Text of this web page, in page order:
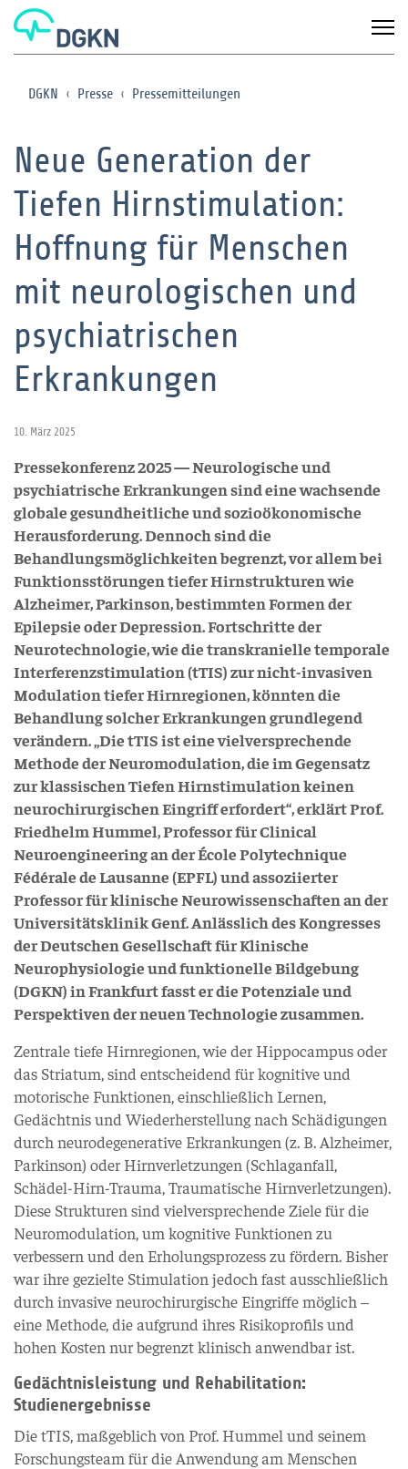
DGKN Presse Pressemitteilungen
Neue Generation der
Tiefen Hirnstimulation:
Hoffnung für Menschen
mit neurologischen und
psychiatrischen
Erkrankungen
10. März 2025
Pressekonferenz 2025 — Neurologische und
psychiatrische Erkrankungen sind eine wachsende
globale gesundheitliche und sozioökonomische
Herausforderung. Dennoch sind die
Behandlungsmöglichkeiten begrenzt, vor allem bei
Funktionsstörungen tiefer Hirnstrukturen wie
Alzheimer, Parkinson, bestimmten Formen der
Epilepsie oder Depression. Fortschritte der
Neurotechnologie, wie die transkranielle temporale
Interferenzstimulation (tTIS) zur nicht-invasiven
Modulation tiefer Hirnregionen, könnten die
Behandlung solcher Erkrankungen grundlegend
verändern. „Die tTIS ist eine vielversprechende
Methode der Neuromodulation, die im Gegensatz
zur klassischen Tiefen Hirnstimulation keinen
neurochirurgischen Eingriff erfordert“, erklärt Prof.
Friedhelm Hummel, Professor für Clinical
Neuroengineering an der École Polytechnique
Fédérale de Lausanne (EPFL) und assoziierter
Professor für klinische Neurowissenschaften an der
Universitätsklinik Genf. Anlässlich des Kongresses
der Deutschen Gesellschaft für Klinische
Neurophysiologie und funktionelle Bildgebung
(DGKN) in Frankfurt fasst er die Potenziale und
Perspektiven der neuen Technologie zusammen.
Zentrale tiefe Hirnregionen, wie der Hippocampus oder
das Striatum, sind entscheidend für kognitive und
motorische Funktionen, einschließlich Lernen,
Gedächtnis und Wiederherstellung nach Schädigungen
durch neurodegenerative Erkrankungen (z. B. Alzheimer,
Parkinson) oder Hirnverletzungen (Schlaganfall,
Schädel-Hirn-Trauma, Traumatische Hirnverletzungen).
Diese Strukturen sind vielversprechende Ziele für die
Neuromodulation, um kognitive Funktionen zu
verbessern und den Erholungsprozess zu fördern. Bisher
war ihre gezielte Stimulation jedoch fast ausschließlich
durch invasive neurochirurgische Eingriffe möglich –
eine Methode, die aufgrund ihres Risikoprofils und
hohen Kosten nur begrenzt klinisch anwendbar ist.
Gedächtnisleistung und Rehabilitation:
Studienergebnisse
Die tTIS, maßgeblich von Prof. Hummel und seinem
Forschungsteam für die Anwendung am Menschen